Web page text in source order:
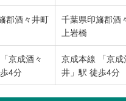
郡酒々井町
千葉県印旛郡酒
上岩橋
京成酒々
4分
京成本線 「京成
井」駅 徒歩4分